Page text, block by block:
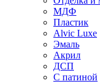
МДФ
Пластик
Alvic Luxe
Эмаль
Акрил
ДСП
С патиной